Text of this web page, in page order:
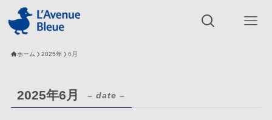
ホーム 2025年 6月
2025年6月 – date –